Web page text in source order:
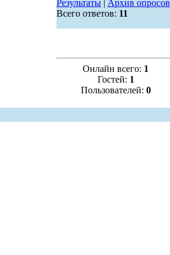
Результаты| Архив опросов
Всего ответов: 11
Онлайн всего: 1
Гостей: 1
Пользователей: 0